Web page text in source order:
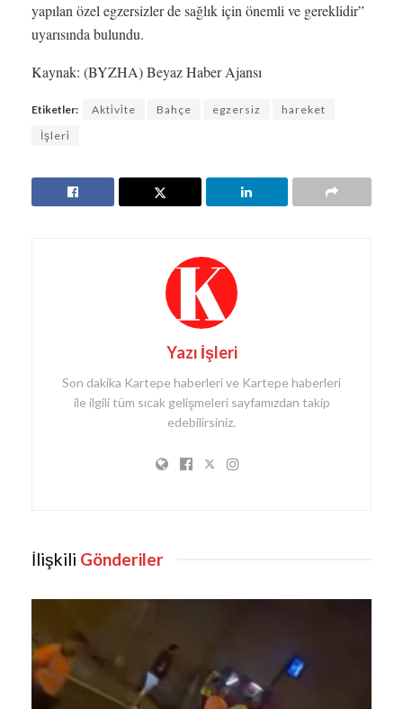
yapılan özel egzersizler de sağlık için önemli ve gereklidir”
uyarısında bulundu.
Kaynak: (BYZHA) Beyaz Haber Ajansı
Etiketler: Akti̇vi̇te Bahçe egzersiz
hareket
İşleri̇
Yazı İşleri
Son dakika Kartepe haberleri ve Kartepe haberleri
ile ilgili tüm sıcak gelişmeleri sayfamızdan takip
edebilirsiniz.
İlişkili Gönderiler